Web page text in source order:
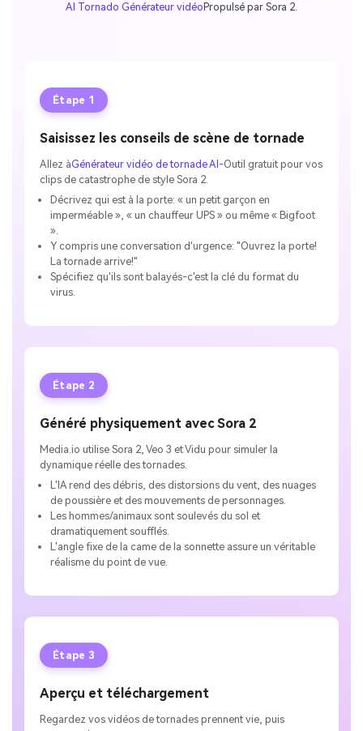
AI Tornado Générateur vidéo Propulsé par Sora 2.
Étape 1
Saisissez les conseils de scène de tornade
Allez àGénérateur vidéo de tornade AI-Outil gratuit pour vos
clips de catastrophe de style Sora 2.
Décrivez qui est à la porte: « un petit garçon en
imperméable », « un chauffeur UPS » ou même « Bigfoot
».
Y compris une conversation d'urgence: "Ouvrez la porte!
La tornade arrive!"
Spécifiez qu'ils sont balayés-c'est la clé du format du
virus.
Étape 2
Généré physiquement avec Sora 2
Media.io utilise Sora 2, Veo 3 et Vidu pour simuler la
dynamique réelle des tornades.
L'IA rend des débris, des distorsions du vent, des nuages
de poussière et des mouvements de personnages.
Les hommes/animaux sont soulevés du sol et
dramatiquement soufflés.
L'angle fixe de la came de la sonnette assure un véritable
réalisme du point de vue.
Étape 3
Aperçu et téléchargement
Regardez vos vidéos de tornades prennent vie, puis